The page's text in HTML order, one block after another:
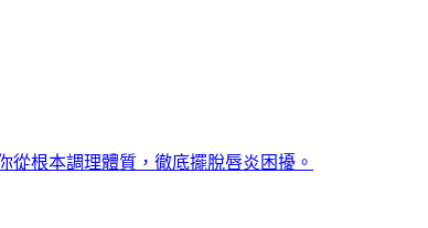
根本調理體質，徹底擺脫唇炎困擾。